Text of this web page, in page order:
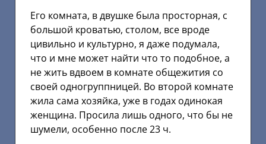
Его комната, в двушке была просторная, с
большой кроватью, столом, все вроде
цивильно и культурно, я даже подумала,
что и мне может найти что то подобное, а
не жить вдвоем в комнате общежития со
своей одногруппницей. Во второй комнате
жила сама хозяйка, уже в годах одинокая
женщина. Просила лишь одного, что бы не
шумели, особенно после 23 ч.